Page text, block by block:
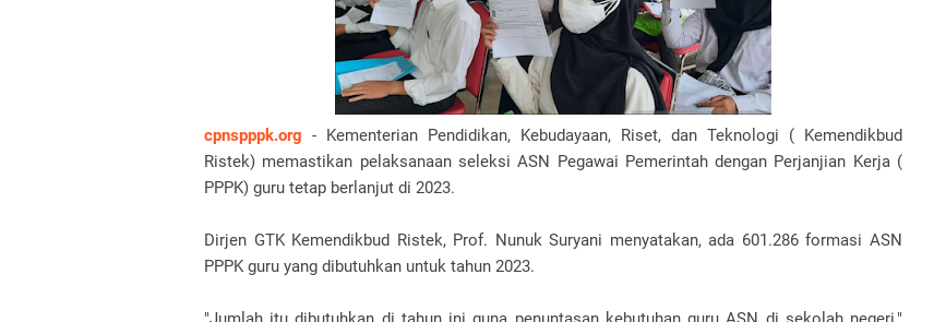
cpnspppk.org - Kementerian Pendidikan, Kebudayaan, Riset, dan Teknologi ( Kemendikbud
Ristek) memastikan pelaksanaan seleksi ASN Pegawai Pemerintah dengan Perjanjian Kerja (
PPPK) guru tetap berlanjut di 2023.
Dirjen GTK Kemendikbud Ristek, Prof. Nunuk Suryani menyatakan, ada 601.286 formasi ASN
PPPK guru yang dibutuhkan untuk tahun 2023.